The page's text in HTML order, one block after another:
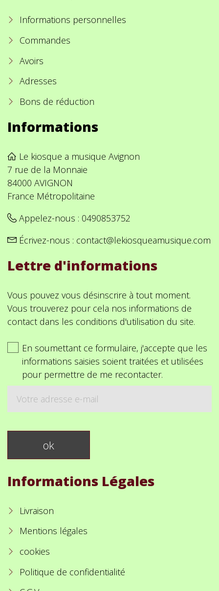
Informations personnelles
Commandes
Avoirs
Adresses
Bons de réduction
Informations
Le kiosque a musique Avignon
7 rue de la Monnaie
84000 AVIGNON
France Métropolitaine
Appelez-nous : 0490853752
Écrivez-nous : contact@lekiosqueamusique.com
Lettre d'informations
Vous pouvez vous désinscrire à tout moment.
Vous trouverez pour cela nos informations de
contact dans les conditions d'utilisation du site.
En soumettant ce formulaire, j'accepte que les
informations saisies soient traitées et utilisées
pour permettre de me recontacter.
Informations Légales
Livraison
Mentions légales
cookies
Politique de confidentialité